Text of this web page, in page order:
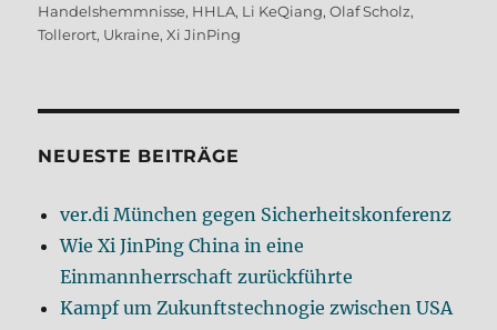
am
Handelshemmnisse, HHLA, Li KeQiang,Olaf Scholz,
Tollerort, Ukraine,Xi JinPing
NEUESTE BEITRÄGE
ver.di München gegen Sicherheitskonferenz
Wie Xi JinPing China in eine
Einmannherrschaft zurückführte
Kampf um Zukunftstechnogie zwischen USA